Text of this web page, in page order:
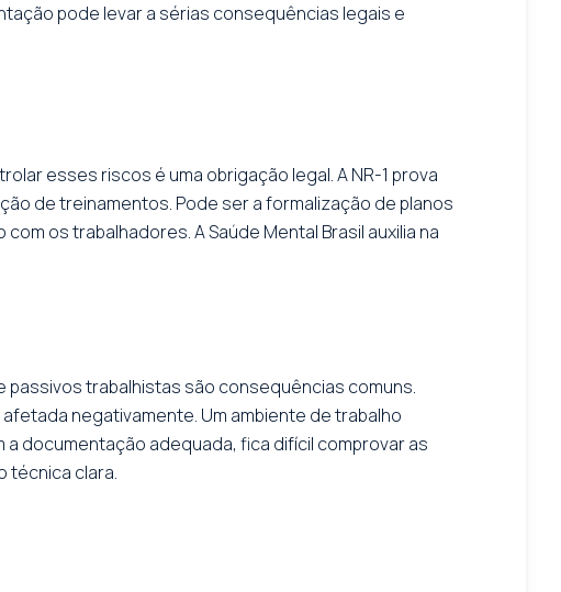
pode levar a sérias consequências legais e
esses riscos é uma obrigação legal. A NR-1 prova
de treinamentos. Pode ser a formalização de planos
os trabalhadores. A Saúde Mental Brasil auxilia na
passivos trabalhistas são consequências comuns.
negativamente. Um ambiente de trabalho
documentação adequada, fica difícil comprovar as
técnica clara.